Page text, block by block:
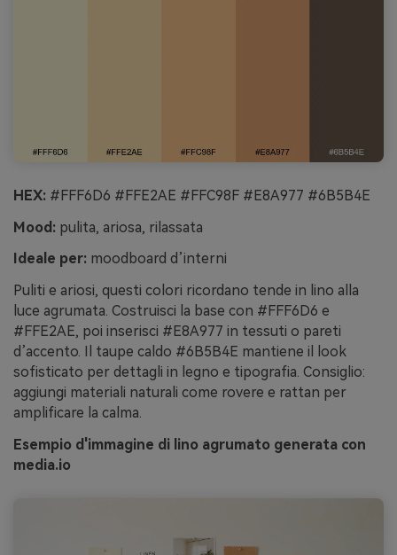
HEX: #FFF6D6 #FFE2AE #FFC98F #E8A977 #6B5B4E
Mood: pulita, ariosa, rilassata
Ideale per: moodboard d’interni
Puliti e ariosi, questi colori ricordano tende in lino alla
luce agrumata. Costruisci la base con #FFF6D6 e
#FFE2AE, poi inserisci #E8A977 in tessuti o pareti
d’accento. Il taupe caldo #6B5B4E mantiene il look
sofisticato per dettagli in legno e tipografia. Consiglio:
aggiungi materiali naturali come rovere e rattan per
amplificare la calma.
Esempio d'immagine di lino agrumato generata con
media.io